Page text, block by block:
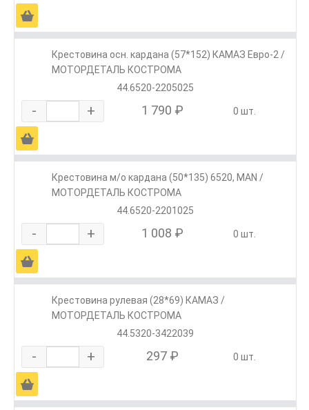
Ä
Крестовина осн. кардана (57*152) КАМАЗ Евро-2 /
МОТОРДЕТАЛЬ КОСТРОМА
44.6520-2205025
- + 1 790 ₽ 0 шт.
Ä
Крестовина м/о кардана (50*135) 6520, MAN /
МОТОРДЕТАЛЬ КОСТРОМА
44.6520-2201025
- + 1 008 ₽ 0 шт.
Ä
Крестовина рулевая (28*69) КАМАЗ /
МОТОРДЕТАЛЬ КОСТРОМА
44.5320-3422039
- + 297 ₽ 0 шт.
Ä